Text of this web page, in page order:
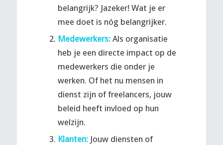
belangrijk? Jazeker! Wat je er
mee doet is nóg belangrijker.
Medewerkers:Als organisatie
heb je een directe impact op de
medewerkers die onder je
werken. Of het nu mensen in
dienst zijn of freelancers, jouw
beleid heeft invloed op hun
welzijn.
Klanten:Jouw diensten of